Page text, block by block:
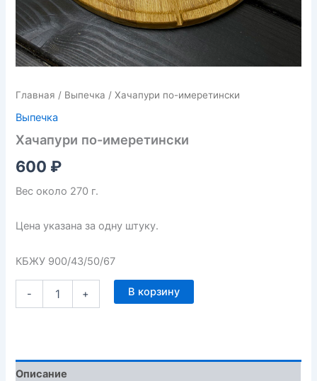
Главная / Выпечка / Хачапури по-имеретински
Выпечка
Хачапури по-имеретински
600 ₽
Вес около 270 г.
Цена указана за одну штуку.
КБЖУ 900/43/50/67
- + В корзину
Описание